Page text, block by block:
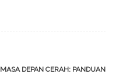
MASA DEPAN CERAH: PANDUAN